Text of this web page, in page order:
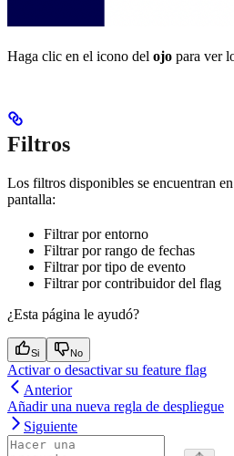
Haga clic en el icono del ojo para ver
Filtros
Los filtros disponibles se encuentran
pantalla:
Filtrar por entorno
Filtrar por rango de fechas
Filtrar por tipo de evento
Filtrar por contribuidor del flag
¿Esta página le ayudó?
Si No
Activar o desactivar su feature flag
Anterior
Añadir una nueva regla de despliegue
Siguiente